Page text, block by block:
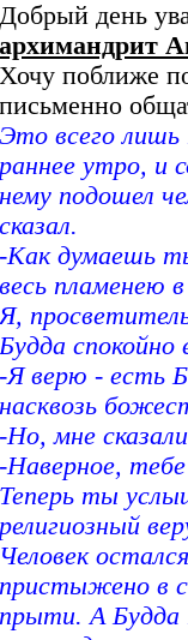
Добрый день
архимандрит
Хочу поближе
письменно
Это всего
раннее утро, и
нему подошел
сказал.
-Как думаешь
весь пламенею
Я,
Будда спокойно
-Я верю - есть
насквозь
-Но, мне
-Наверное,
Теперь ты
религиозный
Человек
пристыжено в
прыти. А Будда